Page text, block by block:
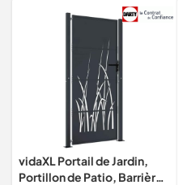
vidaXL Portail de Jardin,
Portillon de Patio, Barrière